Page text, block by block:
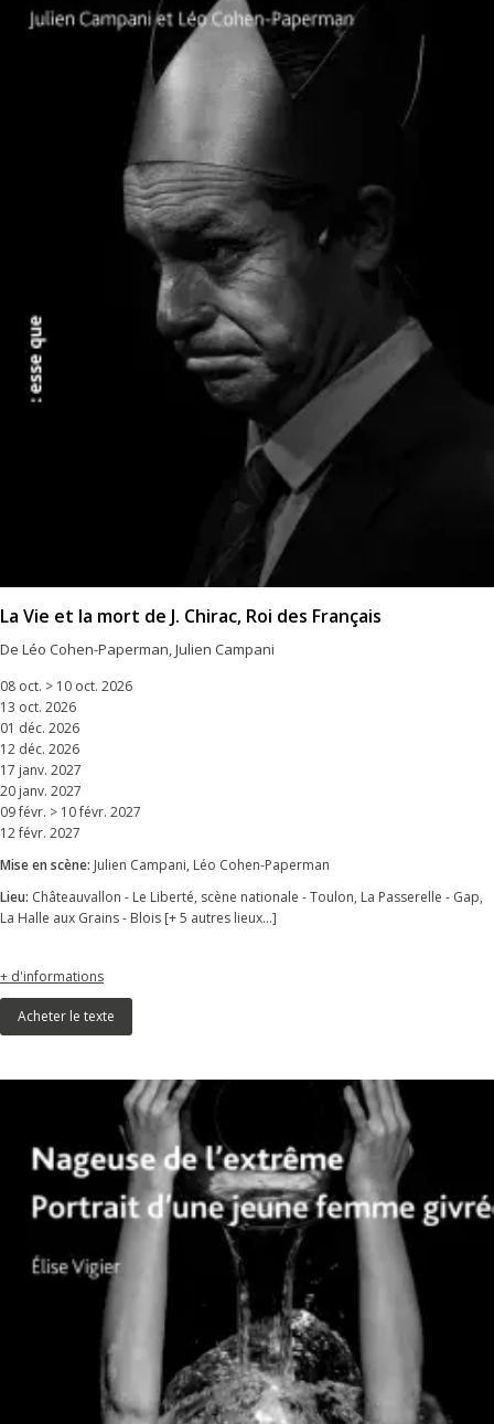
La Vie et la mort de J. Chirac, Roi des Français
De Léo Cohen-Paperman, Julien Campani
08 oct. > 10 oct. 2026
13 oct. 2026
01 déc. 2026
12 déc. 2026
17 janv. 2027
20 janv. 2027
09 févr. > 10 févr. 2027
12 févr. 2027
Mise en scène: Julien Campani, Léo Cohen-Paperman
Lieu: Châteauvallon - Le Liberté, scène nationale - Toulon, La Passerelle - Gap,
La Halle aux Grains - Blois [+ 5 autres lieux...]
+ d'informations
Acheter le texte